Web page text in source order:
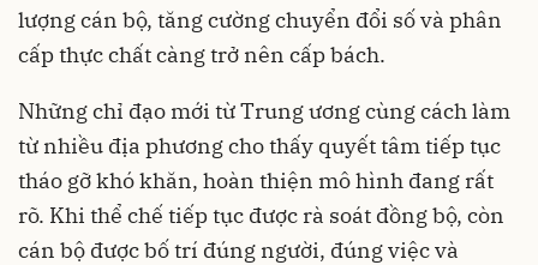
lượng cán bộ, tăng cường chuyển đổi số và phân
cấp thực chất càng trở nên cấp bách.
Những chỉ đạo mới từ Trung ương cùng cách làm
từ nhiều địa phương cho thấy quyết tâm tiếp tục
tháo gỡ khó khăn, hoàn thiện mô hình đang rất
rõ. Khi thể chế tiếp tục được rà soát đồng bộ, còn
cán bộ được bố trí đúng người, đúng việc và